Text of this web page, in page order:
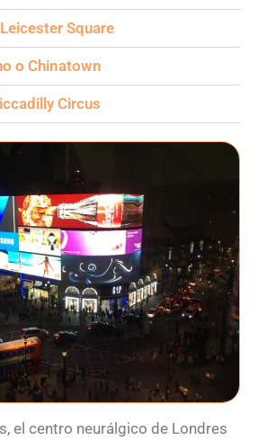
Square
o Chinatown
Circus
el centro neurálgico de Londres